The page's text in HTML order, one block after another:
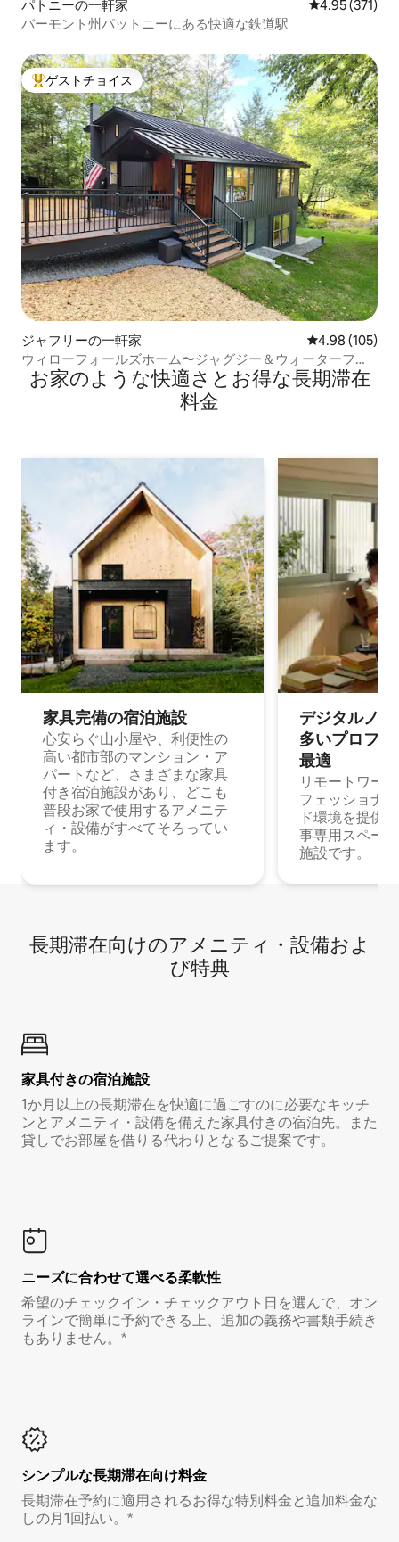
パトニーの一軒家 レビュー371
4.95 (371)
バーモント州パットニーにある快適な鉄道駅
大好評のゲストチョイスです。
ゲストチョイス
ジャフリーの一軒家 レビュー105
4.98 (105)
ウィローフォールズホーム〜ジャグジー＆ウォーターフロ
ント
お家のような快⁠適⁠さ⁠とお⁠得⁠な長⁠期⁠滞⁠在
料⁠金
家具完備の宿⁠泊⁠施⁠設
心安らぐ山小屋や、利便性の
高い都市部のマンション・ア
パートなど、さまざまな家具
付き宿泊施設があり、どこも
普段お家で使用するアメニテ
ィ・設備がすべてそろってい
ます。
デジタルノ
多⁠いプ⁠ロ⁠フ⁠
最⁠適
リモートワー
フェッショナ
ド環境を提供
事専用スペー
施設です。
長期滞在向け⁠のア⁠メ⁠ニ⁠テ⁠ィ⁠・設⁠備⁠およ
び特⁠典
家具付き⁠の宿⁠泊⁠施⁠設
1か月以上の長期滞在を快適に過ごすのに必要なキッチ
ンとアメニティ・設備を備えた家具付きの宿泊先。また
貸しでお部屋を借りる代わりとなるご提案です。
ニーズに合わせて選べる柔軟性
希望のチェックイン・チェックアウト日を選んで、オン
ラインで簡単に予約できる上、追加の義務や書類手続き
もありません。*
シンプルな長期滞在向け料金
長期滞在予約に適用されるお得な特別料金と追加料金な
しの月1回払い。*